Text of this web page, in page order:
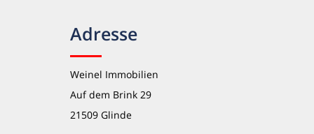
Adresse
Weinel Immobilien
Auf dem Brink 29
21509 Glinde